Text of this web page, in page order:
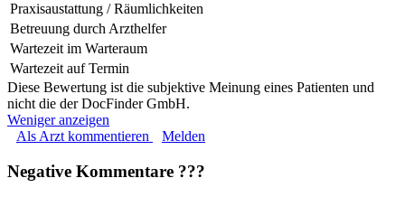
Praxisaustattung / Räumlichkeiten
Betreuung durch Arzthelfer
Wartezeit im Warteraum
Wartezeit auf Termin
Diese Bewertung ist die subjektive Meinung eines Patienten und
nicht die der DocFinder GmbH.
Weniger anzeigen
Als Arzt kommentieren
Melden
Negative Kommentare ???